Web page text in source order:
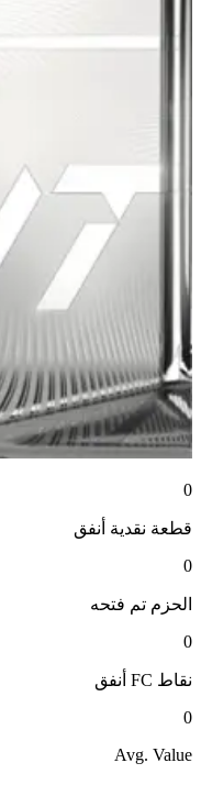
0
قطعة نقدية أنفق
0
الحزم تم فتحه
0
نقاط FC
أنفق
0
Avg. Value